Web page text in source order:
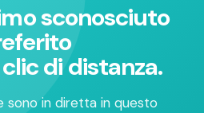
sconosciuto
di distanza.
sono in diretta in questo